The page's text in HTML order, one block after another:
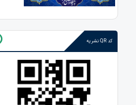
کد QR نشریه